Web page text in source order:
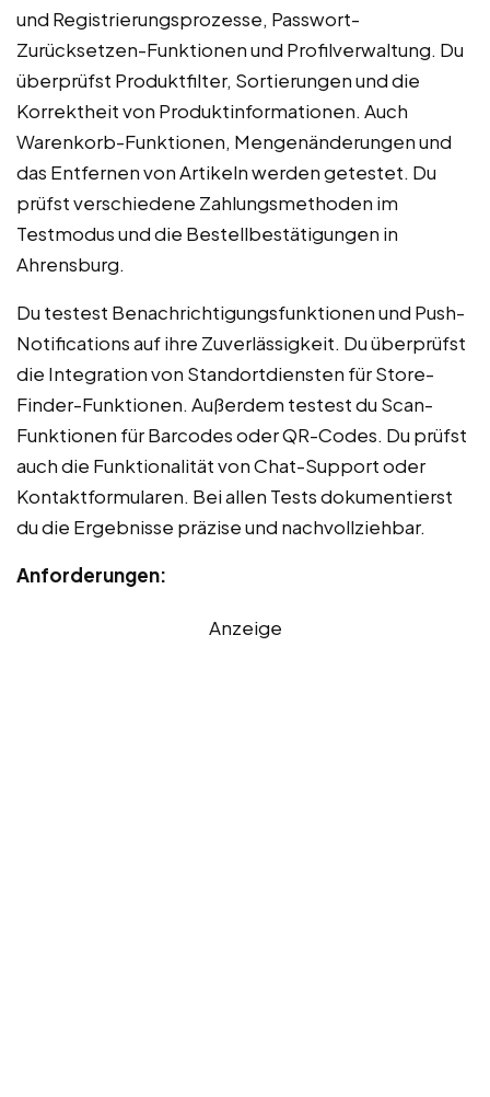
und Registrierungsprozesse, Passwort-
Zurücksetzen-Funktionen und Profilverwaltung. Du
überprüfst Produktfilter, Sortierungen und die
Korrektheit von Produktinformationen. Auch
Warenkorb-Funktionen, Mengenänderungen und
das Entfernen von Artikeln werden getestet. Du
prüfst verschiedene Zahlungsmethoden im
Testmodus und die Bestellbestätigungen in
Ahrensburg.
Du testest Benachrichtigungsfunktionen und Push-
Notifications auf ihre Zuverlässigkeit. Du überprüfst
die Integration von Standortdiensten für Store-
Finder-Funktionen. Außerdem testest du Scan-
Funktionen für Barcodes oder QR-Codes. Du prüfst
auch die Funktionalität von Chat-Support oder
Kontaktformularen. Bei allen Tests dokumentierst
du die Ergebnisse präzise und nachvollziehbar.
Anforderungen:
Anzeige